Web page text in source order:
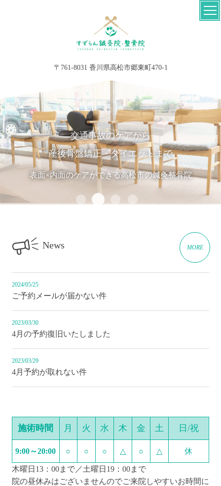
〒761-8031 香川県高松市郷東町470-1
交通事故のケアから
産後骨盤矯正・ダイエットまで
表面×内面のケアができる高松市の鍼灸整骨院
News MORE
2024/05/25
ご予約メールが届かない件
2023/03/30
4月の予約復旧いたしました
2023/03/29
4月予約が取れない件
施術時間 月 火 水 木 金 土 日/祝
9:00～20:00 ○ ○ ○ △ ○ △ 休
木曜日13：00まで／土曜日19：00まで
院の昼休みはございませんのでご来院しやすいお時間に